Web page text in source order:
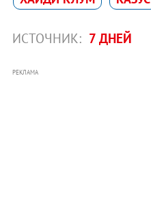
ИСТОЧНИК: 7 ДНЕЙ
РЕКЛАМА